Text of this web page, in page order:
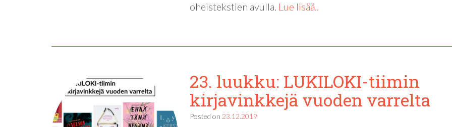
oheistekstien avulla. Lue lisää..
23. luukku: LUKILOKI-tiimin
kirjavinkkejä vuoden varrelta
Posted on 23.12.2019